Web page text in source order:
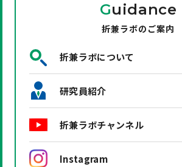
Guidance
折兼ラボのご案内
折兼ラボについて
研究員紹介
折兼ラボチャンネル
Instagram